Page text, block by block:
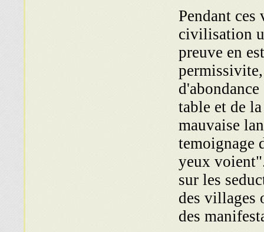
Pendant
civilisation
preuve en
table et de
mauvaise
temoignage
yeux
sur les
des villages
des